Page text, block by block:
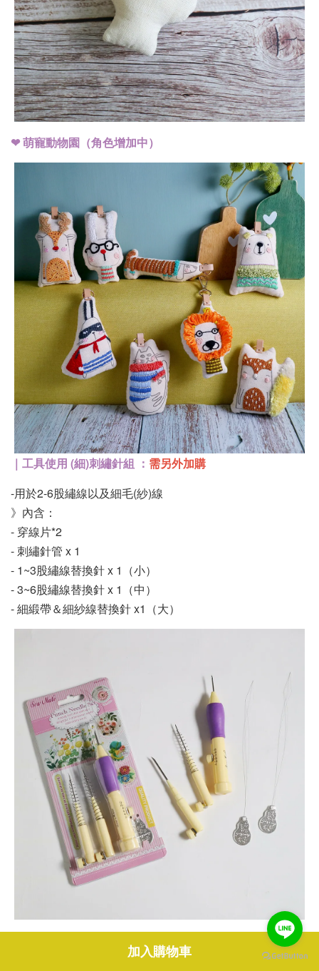
加入購物車
❤︎ 萌寵動物園（角色增加中）
｜工具使用 (細)刺繡針組 ： 需另外加購
-用於2-6股繡線以及細毛(紗)線
》內含：
- 穿線片*2
- 刺繡針管 x 1
- 1~3股繡線替換針 x 1（小）
- 3~6股繡線替換針 x 1（中）
- 細緞帶＆細紗線替換針 x1（大）